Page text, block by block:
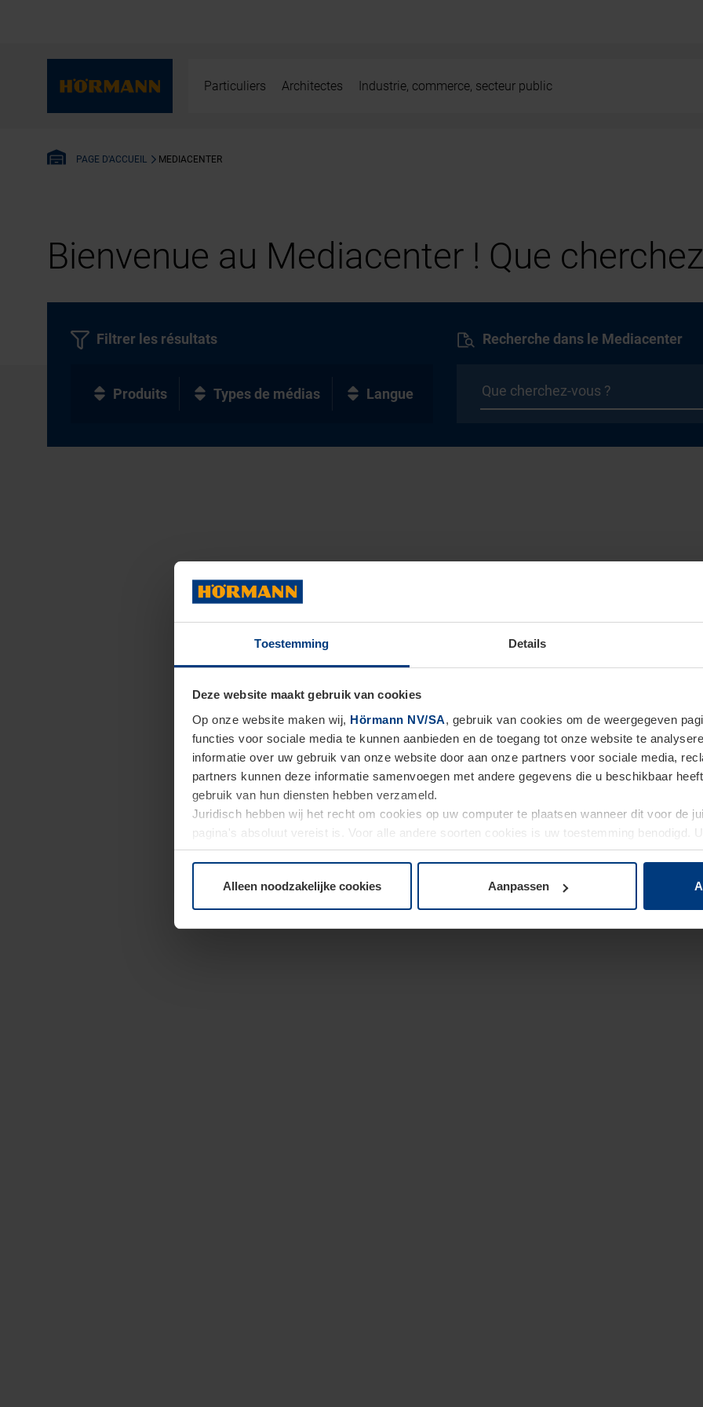
Toestemming Details
Deze website maakt gebruik van cookies
Op onze website maken wij, Hörmann NV/SA, gebruik van cookies om de weergegeven
functies voor sociale media te kunnen aanbieden en de toegang tot onze website te
informatie over uw gebruik van onze website door aan onze partners voor sociale media,
partners kunnen deze informatie samenvoegen met andere gegevens die u beschikbaar
gebruik van hun diensten hebben verzameld.
Juridisch hebben wij het recht om cookies op uw computer te plaatsen wanneer dit voor de
pagina's absoluut vereist is. Voor alle andere soorten cookies is uw toestemming benodigd.
moment bij de uitleg van de cookies op paginaPrivacyverklaringop onze website wijzigen
Alleen noodzakelijke cookies Aanpassen
Particuliers Architectes Industrie, commerce, secteur public
PAGE D'ACCUEIL MEDIACENTER
Bienvenue au Mediacenter ! Que
Recherche dans le Mediacenter
Filtrer les résultats
Produits Types de médias Langue